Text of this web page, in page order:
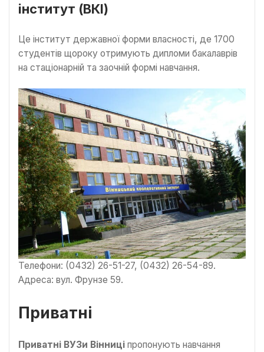
інститут (ВКІ)
Це інститут державної форми власності, де 1700
студентів щороку отримують дипломи бакалаврів
на стаціонарній та заочній формі навчання.
Телефони: (0432) 26-51-27, (0432) 26-54-89.
Адреса: вул. Фрунзе 59.
Приватні
Приватні ВУЗи Вінниці пропонують навчання